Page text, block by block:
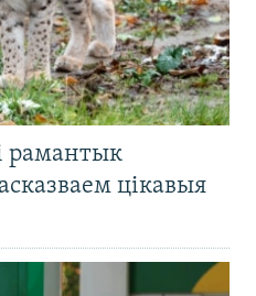
рамантык
цікавыя